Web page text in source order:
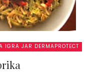
IGRA JAR DERMAPROTECT